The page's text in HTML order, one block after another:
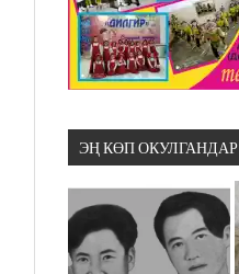
ЭҢ КӨП ОКУЛГАНДАР